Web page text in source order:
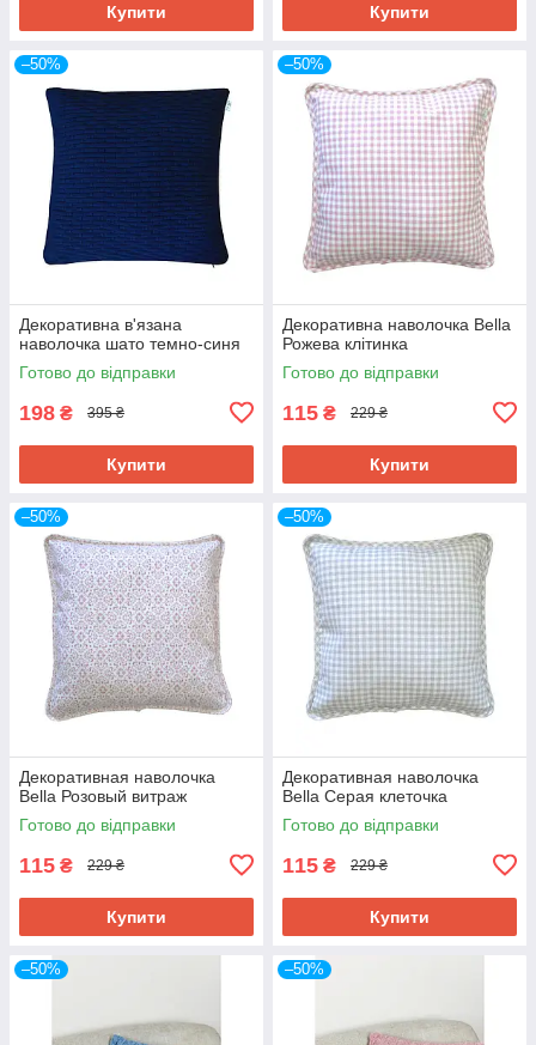
Купити Купити
–50%
Декоративна в'язана
наволочка шато темно-синя
Готово до відправки
198 ₴ 395 ₴
Купити
–50%
Декоративна наволочка Bella
Рожева клітинка
Готово до відправки
115 ₴ 229 ₴
Купити
–50%
Декоративная наволочка
Bella Розовый витраж
Готово до відправки
115 ₴ 229 ₴
Купити
–50%
Декоративная наволочка
Bella Серая клеточка
Готово до відправки
115 ₴ 229 ₴
Купити
–50% –50%